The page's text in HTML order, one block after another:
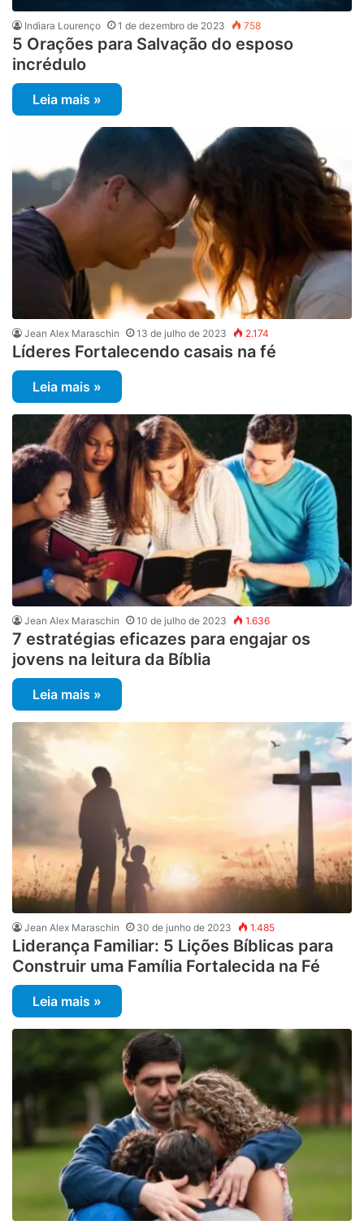
Indiara Lourenço 1 de dezembro de 2023 758
5 Orações para Salvação do esposo
incrédulo
Leia mais »
Jean Alex Maraschin 13 de julho de 2023 2.174
Líderes Fortalecendo casais na fé
Leia mais »
Jean Alex Maraschin 10 de julho de 2023 1.636
7 estratégias eficazes para engajar os
jovens na leitura da Bíblia
Leia mais »
Jean Alex Maraschin 30 de junho de 2023 1.485
Liderança Familiar: 5 Lições Bíblicas para
Construir uma Família Fortalecida na Fé
Leia mais »